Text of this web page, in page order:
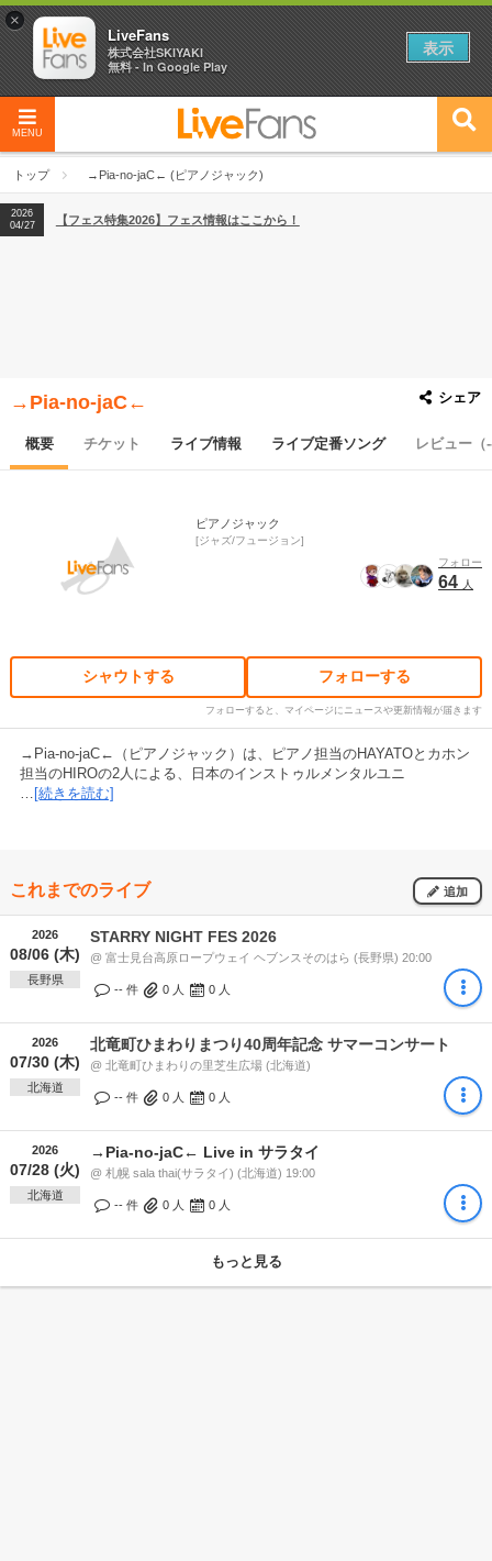
MENU
トップ →Pia-no-jaC← (ピアノジャック)
2026
04/27
2026
【ライブ動員ランキング】2026年上半期編発表！
2026
04/27
【フェス特集2026】フェス情報はここから！
→Pia-no-jaC← シェア
概要 チケット ライブ情報 ライブ定番ソング レビュー（
ピアノジャック
ジャズ/フュージョン
フォロー
64 人
シャウトする フォローする
フォローすると、マイページにニュースや更新情報が届きます
→Pia-no-jaC←（ピアノジャック）は、ピアノ担当のHAYATOとカホン
担当のHIROの2人による、日本のインストゥルメンタルユニ
… [続きを読む]
これまでのライブ 追加
2026
08/06 (木)
長野県
STARRY NIGHT FES 2026
@ 富士見台高原ロープウェイ ヘブンスそのはら (長野県) 20:00
-- 件 0 人 0 人
2026
07/30 (木)
北海道
北竜町ひまわりまつり40周年記念 サマーコンサート
@ 北竜町ひまわりの里芝生広場 (北海道)
-- 件 0 人 0 人
2026
07/28 (火)
北海道
→Pia-no-jaC← Live in サラタイ
@ 札幌 sala thai(サラタイ) (北海道) 19:00
-- 件 0 人 0 人
もっと見る
×
LiveFans
株式会社SKIYAKI
無料 - In Google Play
表示